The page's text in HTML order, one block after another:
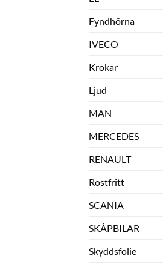
Fyndhörna
IVECO
Krokar
Ljud
MAN
MERCEDES
RENAULT
Rostfritt
SCANIA
SKÅPBILAR
Skyddsfolie